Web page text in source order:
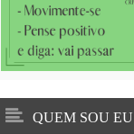
QUEM SOU EU